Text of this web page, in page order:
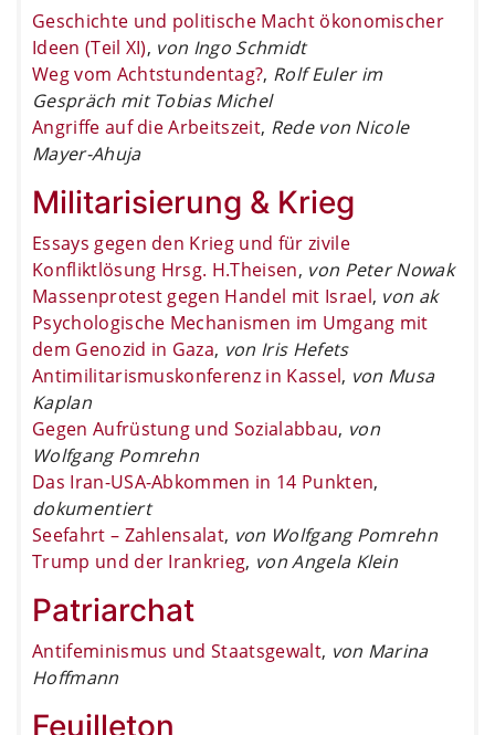
Geschichte und politische Macht ökonomischer
Ideen (Teil XI), von Ingo Schmidt
Weg vom Achtstundentag?, Rolf Euler im
Gespräch mit Tobias Michel
Angriffe auf die Arbeitszeit, Rede von Nicole
Mayer-Ahuja
Militarisierung & Krieg
Essays gegen den Krieg und für zivile
Konfliktlösung Hrsg. H.Theisen, von Peter Nowak
Massenprotest gegen Handel mit Israel, von ak
Psychologische Mechanismen im Umgang mit
dem Genozid in Gaza, von Iris Hefets
Antimilitarismuskonferenz in Kassel, von Musa
Kaplan
Gegen Aufrüstung und Sozialabbau, von
Wolfgang Pomrehn
Das Iran-USA-Abkommen in 14 Punkten,
dokumentiert
Seefahrt – Zahlensalat, von Wolfgang Pomrehn
Trump und der Irankrieg, von Angela Klein
Patriarchat
Antifeminismus und Staatsgewalt, von Marina
Hoffmann
Feuilleton